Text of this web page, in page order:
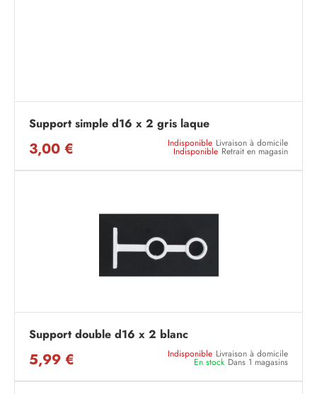
Support simple d16 x 2 gris laque
3,00 € Indisponible Livraison à domicile
Indisponible Retrait en magasin
Support double d16 x 2 blanc
5,99 € Indisponible Livraison à domicile
En stock Dans 1 magasins